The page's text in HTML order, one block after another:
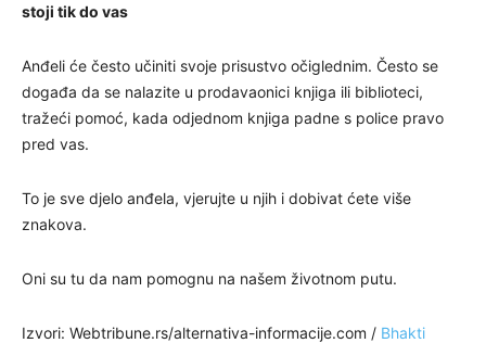
stoji tik do vas
Anđeli će često učiniti svoje prisustvo očiglednim. Često se
događa da se nalazite u prodavaonici knjiga ili biblioteci,
tražeći pomoć, kada odjednom knjiga padne s police pravo
pred vas.
To je sve djelo anđela, vjerujte u njih i dobivat ćete više
znakova.
Oni su tu da nam pomognu na našem životnom putu.
Izvori: Webtribune.rs/alternativa-informacije.com / Bhakti